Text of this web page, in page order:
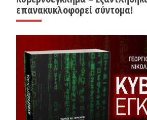
επανακυκλοφορεί σύντομα!